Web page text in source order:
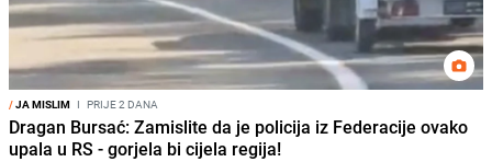
/JA MISLIM I PRIJE 2 DANA
Dragan Bursać: Zamislite da je policija iz Federacije ovako
upala u RS - gorjela bi cijela regija!